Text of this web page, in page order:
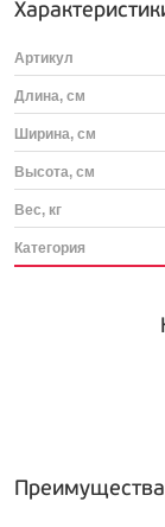
Артикул
Длина, см
Ширина, см
Высота, см
Вес, кг
Категория
Преимущества